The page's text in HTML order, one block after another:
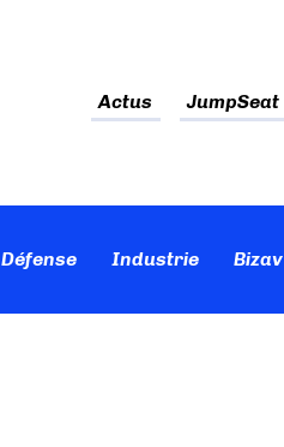
Actus JumpSeat
Défense Industrie Bizav